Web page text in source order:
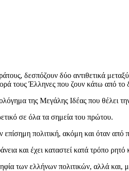
δεσπόζουν δύο αντιθετικά
τους Έλληνες που ζουν κάτω από το
της Μεγάλης Ιδέας που
σε όλα τα σημεία του πρώτου.
επίσημη πολιτική, ακόμη και όταν
και έχει καταστεί κατά τρόπο ρητό
των ελλήνων πολιτικών, αλλά και,